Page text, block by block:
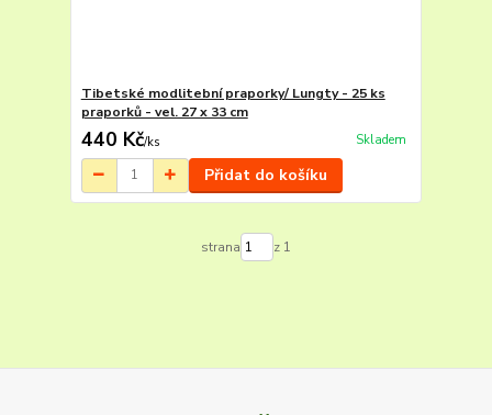
Tibetské modlitební praporky/ Lungty - 25 ks
praporků - vel. 27 x 33 cm
440 Kč/ks Skladem
Přidat do košíku
strana z 1